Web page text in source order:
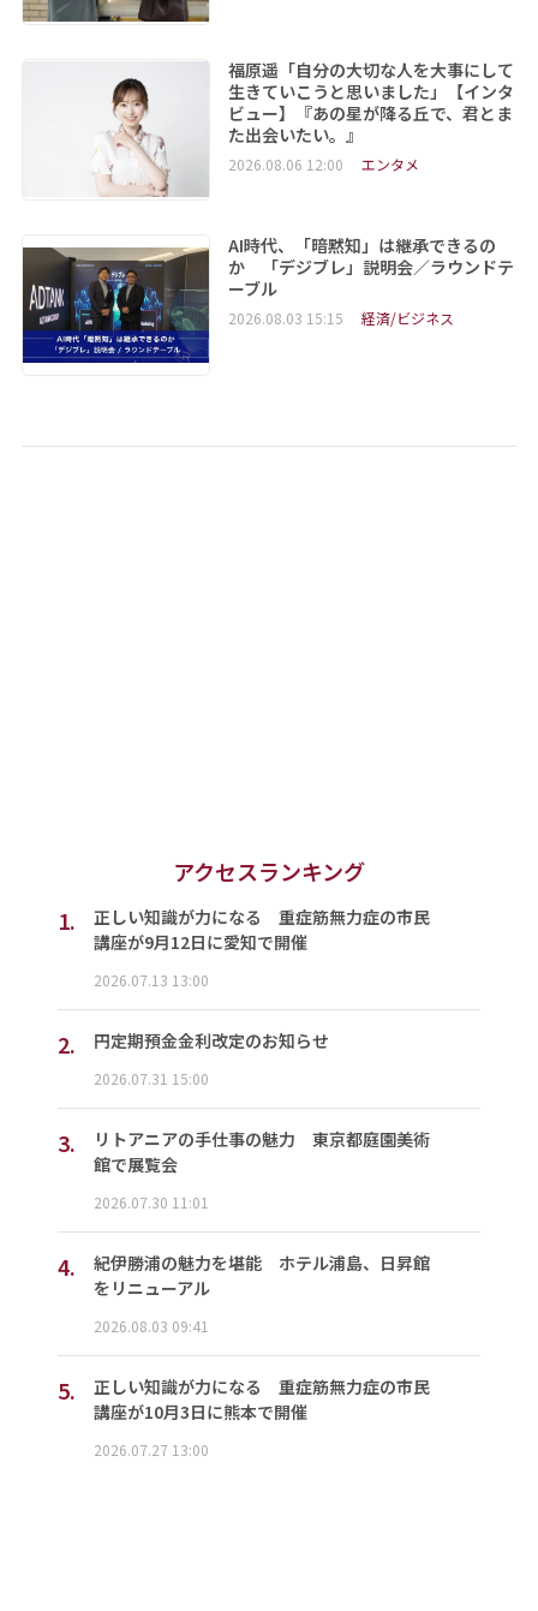
福原遥「自分の大切な人を大事にして
生きていこうと思いました」【インタ
ビュー】『あの星が降る丘で、君とま
た出会いたい。』
2026.08.06 12:00 エンタメ
AI時代、「暗黙知」は継承できるの
か 「デジブレ」説明会／ラウンドテ
ーブル
2026.08.03 15:15 経済/ビジネス
アクセスランキング
1.
正しい知識が力になる 重症筋無力症の市民
講座が9月12日に愛知で開催
2026.07.13 13:00
2. 円定期預金金利改定のお知らせ
2026.07.31 15:00
3.
リトアニアの手仕事の魅力 東京都庭園美術
館で展覧会
2026.07.30 11:01
4.
紀伊勝浦の魅力を堪能 ホテル浦島、日昇館
をリニューアル
2026.08.03 09:41
5.
正しい知識が力になる 重症筋無力症の市民
講座が10月3日に熊本で開催
2026.07.27 13:00